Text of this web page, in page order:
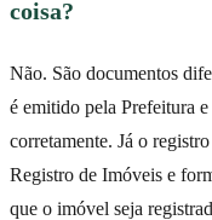
coisa?
Não. São documentos
é emitido pela Prefeitura
corretamente. Já o
Registro de Imóveis e
que o imóvel seja